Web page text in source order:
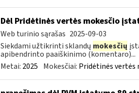
Dėl Pridėtinės vertės mokesčio
Web turinio sąrašas 2025-09-03
Siekdami užtikrinti sklandų mokesčių
apibendrinto paaiškinimo (komentaro)...
Metai: 2025 Mokesčiai: Pridėtinės vertės